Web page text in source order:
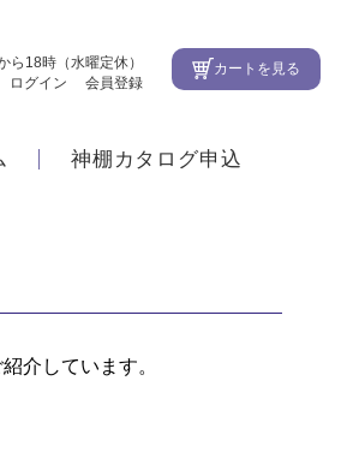
ら18時（水曜定休）
ログイン 会員登録
カートを見る
神棚カタログ申込
介しています。